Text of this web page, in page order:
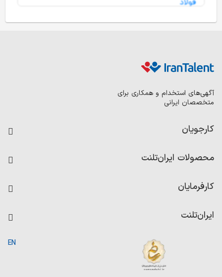
آگهی‌های استخدام و همکاری برای
متخصصان ایرانی
کارجویان
رزومه ساز
امتیاز شرکت‌ها
محصولات ایران‌تلنت
کاردیکس
کارفرمایان
ایران‌تلنت
EN